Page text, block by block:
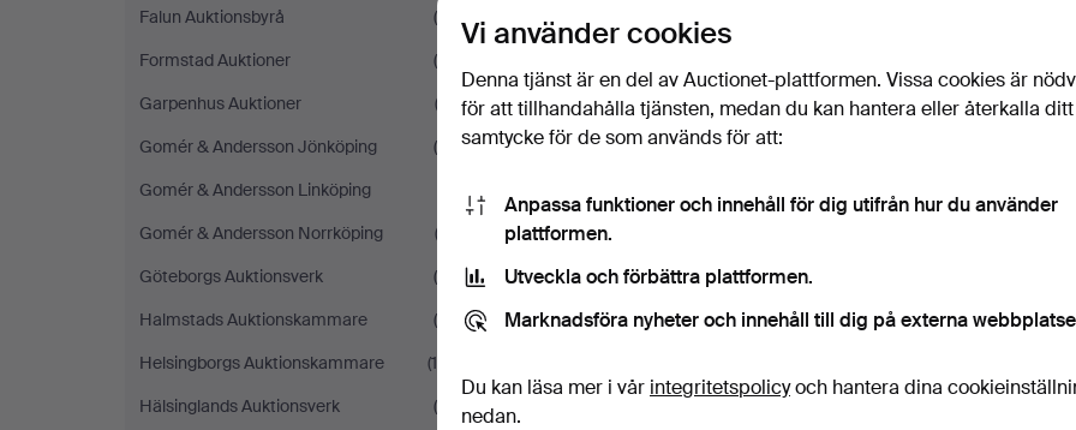
Falun Auktionsbyrå
(8)
Formstad Auktioner
(9)
Garpenhus Auktioner
(2)
Gomér & Andersson Jönköping
(5)
Gomér & Andersson Linköping
Gomér & Andersson Norrköping
(3)
Göteborgs Auktionsverk
(5)
Halmstads Auktionskammare
(8)
Helsingborgs Auktionskammare
(18)
Hälsinglands Auktionsverk
(8)
Vi använder cookies
Denna tjänst är en del av Auctionet-plattformen. Vissa cookies är
för att tillhandahålla tjänsten, medan du kan hantera eller återkalla ditt
samtycke för de som används för att:
Anpassa funktioner och innehåll för dig utifrån hur du använder
plattformen.
Utveckla och förbättra plattformen.
Marknadsföra nyheter och innehåll till dig på externa
Du kan läsa mer i vår integritetspolicyoch hantera dina
nedan.